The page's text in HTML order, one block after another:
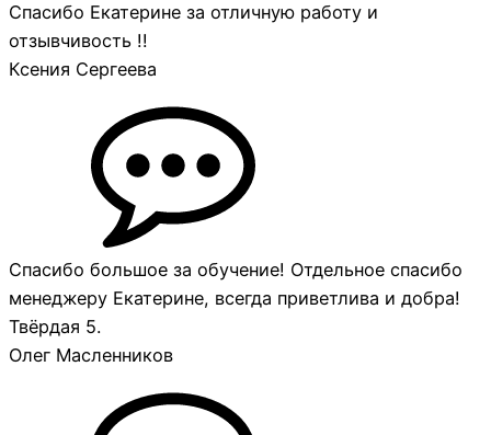
Спасибо Екатерине за отличную работу и
отзывчивость !! ​
Ксения Сергеева
Спасибо большое за обучение! Отдельное спасибо
менеджеру Екатерине, всегда приветлива и добра!
Твёрдая 5.
Олег Масленников